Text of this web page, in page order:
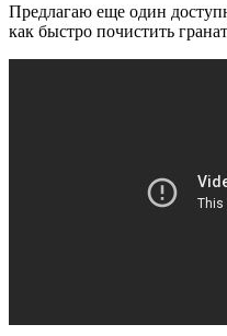
Предлагаю еще один
как быстро почистить